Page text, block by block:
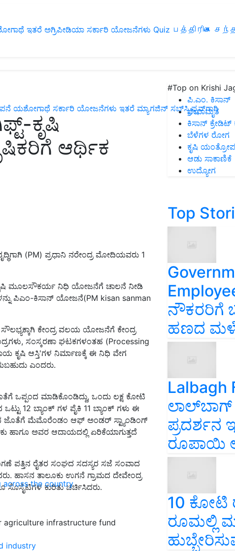
ಇತರೆ ಅಗ್ರಿಪೀಡಿಯಾ ಸರ್ಕಾರಿ ಯೋಜನೆಗಳು Quiz பத்திரிகை
ಯಶೋಗಾಥೆ ಸರ್ಕಾರಿ ಯೋಜನೆಗಳು ಇತರೆ ಮ್ಯಾಗಜಿನ್‌ ಸಬ್‌ಸ್ಕ್ರಿಪ್ಷನ್‌ಗಾಗಿ
across the country
industry
ಕೃಷಿ
ಆರ್ಥಿಕ
(PM) ಪ್ರಧಾನಿ ನರೇಂದ್ರ ಮೋದಿಯವರು 1
ಮೂಲಸೌಕರ್ಯ ನಿಧಿ ಯೋಜನೆಗೆ ಚಾಲನೆ ನೀಡಿ
ಪಿಎಂ-ಕಿಸಾನ್ ಯೋಜನೆ(PM kisan sanman
ಕೇಂದ್ರ ವಲಯ ಯೋಜನೆಗೆ ಕೇಂದ್ರ
ಸಂಸ್ಕರಣಾ ಘಟಕಗಳಂತಹ (Processing
ಕೃಷಿ ಆಸ್ತಿ'ಗಳ ನಿರ್ಮಾಣಕ್ಕೆ ಈ ನಿಧಿ ವೇಗ
ಎಂದರು.
ಒಪ್ಪಂದ ಮಾಡಿಕೊಂಡಿದ್ದು, ಒಂದು ಲಕ್ಷ ಕೋಟಿ
12 ಬ್ಯಾಂಕ್ ಗಳ ಪೈಕಿ 11 ಬ್ಯಾಂಕ್ ಗಳು ಈ
ಜೊತೆಗೆ ಮೆಮೊರೆಂಡಂ ಆಫ್ ಅಂಡರ್ ಸ್ಟ್ಯಾಂಡಿಂಗ್
ಹಾಗೂ ಅವರ ಆದಾಯದಲ್ಲಿ ಏರಿಕೆಯಾಗುತ್ತದೆ
ಪತ್ತಿನ ರೈತರ ಸಂಘದ ಸದಸ್ಯರ ಸಜೆ ಸಂವಾದ
ಹಾಸನ ತಾಲೂಕು ಉಗನೆ ಗ್ರಾಮದ ದೇವೇಂದ್ರ
ಕುರಿತು ಚರ್ಚಿಸಿದರು.
infrastructure fund
#Top on Krishi
ಪಿ.ಎಂ. ಕಿಸಾನ್
ಜೀವಾಮೃತ
ಕಿಸಾನ್ ಕ್ರೇಡಿಟ್
ಬೆಳೆಗಳ ರೋಗ
ಕೃಷಿ
ಆಡು ಸಾಕಾಣಿಕೆ
ಉದ್ಯೋಗ
Top
ನೌಕರರಿಗೆ
ಹಣದ
Lalbagh
ಲಾಲ್‌ಬಾಗ್
ಪ್ರದರ್ಶನ
ರೂಪಾಯಿ
10 ಕೋಟಿ
ರೂಮಲ್ಲಿ